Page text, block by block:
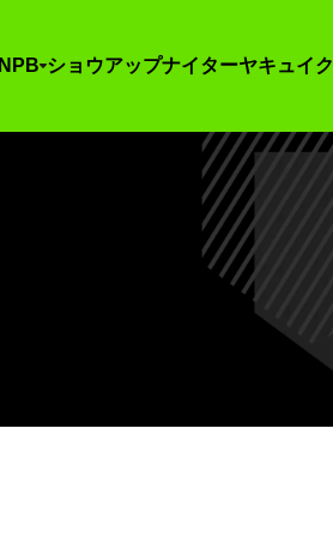
NPB ショウアップナイターヤキュイク